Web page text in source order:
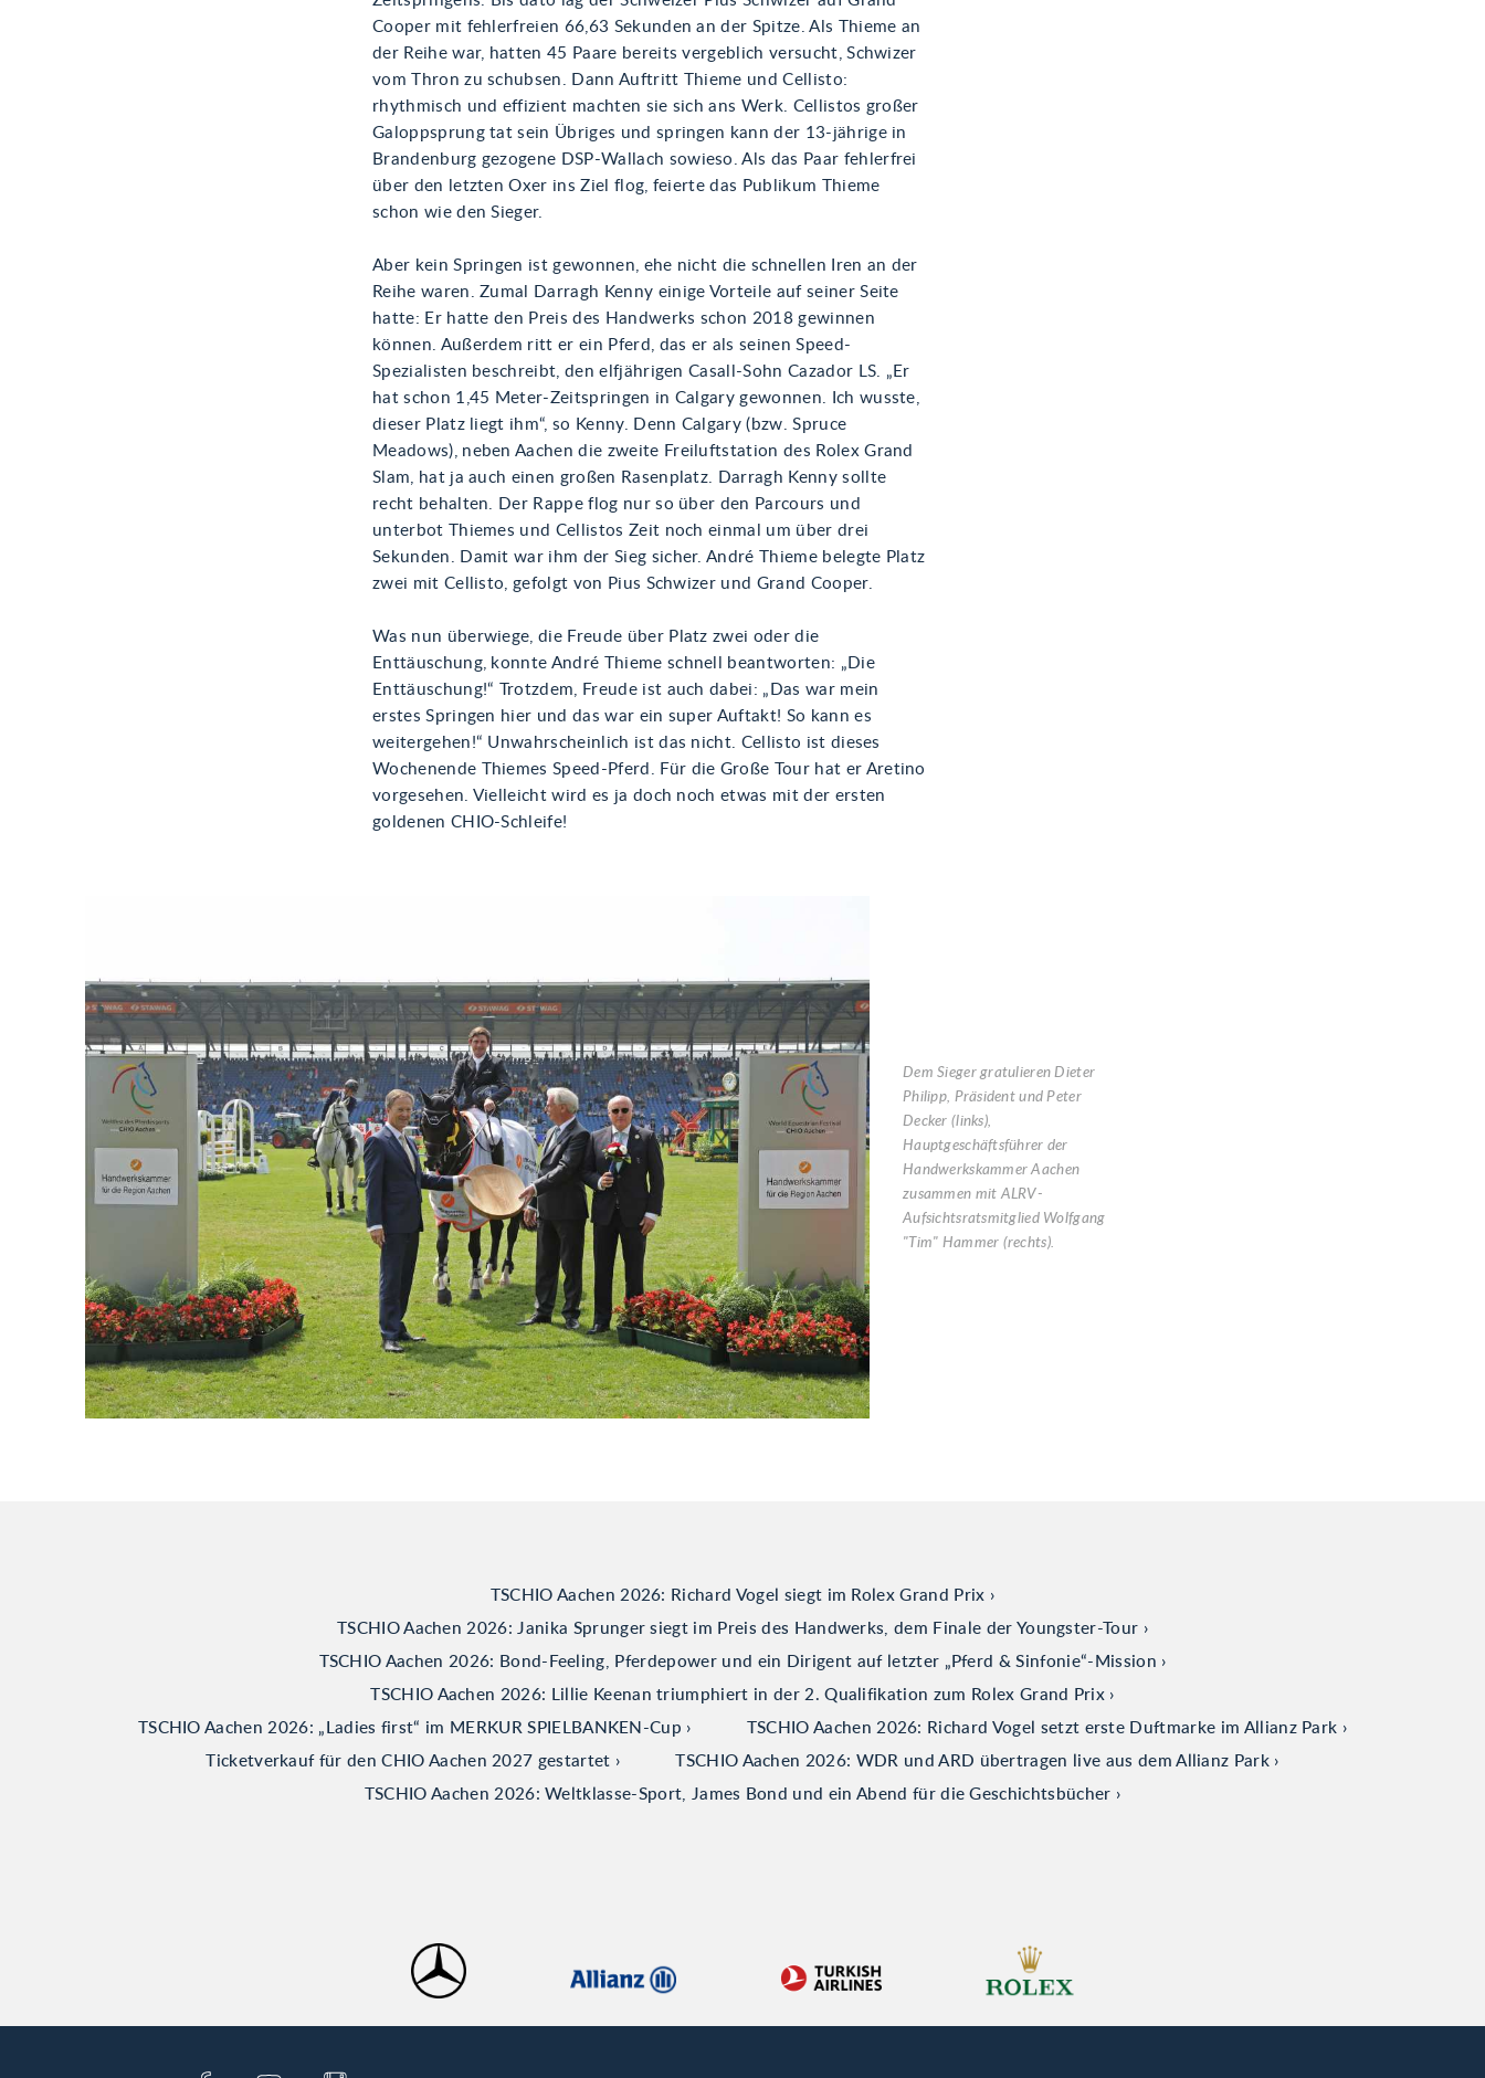
Cooper mit fehlerfreien 66,63 Sekunden an der Spitze. Als Thieme an
der Reihe war, hatten 45 Paare bereits vergeblich versucht, Schwizer
vom Thron zu schubsen. Dann Auftritt Thieme und Cellisto:
rhythmisch und effizient machten sie sich ans Werk. Cellistos großer
Galoppsprung tat sein Übriges und springen kann der 13-jährige in
Brandenburg gezogene DSP-Wallach sowieso. Als das Paar fehlerfrei
über den letzten Oxer ins Ziel flog, feierte das Publikum Thieme
schon wie den Sieger.
Aber kein Springen ist gewonnen, ehe nicht die schnellen Iren an der
Reihe waren. Zumal Darragh Kenny einige Vorteile auf seiner Seite
hatte: Er hatte den Preis des Handwerks schon 2018 gewinnen
können. Außerdem ritt er ein Pferd, das er als seinen Speed-
Spezialisten beschreibt, den elfjährigen Casall-Sohn Cazador LS. „Er
hat schon 1,45 Meter-Zeitspringen in Calgary gewonnen. Ich wusste,
dieser Platz liegt ihm“, so Kenny. Denn Calgary (bzw. Spruce
Meadows), neben Aachen die zweite Freiluftstation des Rolex Grand
Slam, hat ja auch einen großen Rasenplatz. Darragh Kenny sollte
recht behalten. Der Rappe flog nur so über den Parcours und
unterbot Thiemes und Cellistos Zeit noch einmal um über drei
Sekunden. Damit war ihm der Sieg sicher. André Thieme belegte Platz
zwei mit Cellisto, gefolgt von Pius Schwizer und Grand Cooper.
Was nun überwiege, die Freude über Platz zwei oder die
Enttäuschung, konnte André Thieme schnell beantworten: „Die
Enttäuschung!“ Trotzdem, Freude ist auch dabei: „Das war mein
erstes Springen hier und das war ein super Auftakt! So kann es
weitergehen!“ Unwahrscheinlich ist das nicht. Cellisto ist dieses
Wochenende Thiemes Speed-Pferd. Für die Große Tour hat er Aretino
vorgesehen. Vielleicht wird es ja doch noch etwas mit der ersten
goldenen CHIO-Schleife!
Dem Sieger gratulieren Dieter
Philipp, Präsident und Peter
Decker (links),
Hauptgeschäftsführer der
Handwerkskammer Aachen
zusammen mit ALRV-
Aufsichtsratsmitglied Wolfgang
"Tim" Hammer (rechts).
TSCHIO Aachen 2026: Richard Vogel siegt im Rolex Grand Prix
TSCHIO Aachen 2026: Janika Sprunger siegt im Preis des Handwerks, dem Finale der Youngster-Tour
TSCHIO Aachen 2026: Bond-Feeling, Pferdepower und ein Dirigent auf letzter „Pferd & Sinfonie“-Mission
TSCHIO Aachen 2026: Lillie Keenan triumphiert in der 2. Qualifikation zum Rolex Grand Prix
TSCHIO Aachen 2026: „Ladies first“ im MERKUR SPIELBANKEN-Cup
TSCHIO Aachen 2026: Richard Vogel setzt erste Duftmarke im Allianz Park
Ticketverkauf für den CHIO Aachen 2027 gestartet
TSCHIO Aachen 2026: WDR und ARD übertragen live aus dem Allianz Park
TSCHIO Aachen 2026: Weltklasse-Sport, James Bond und ein Abend für die Geschichtsbücher